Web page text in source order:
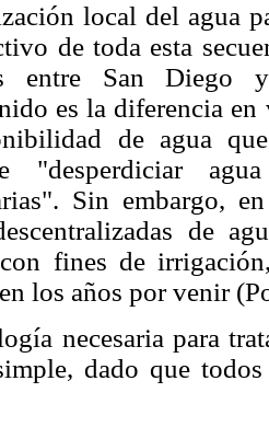
local del agua
de toda esta
entre San Diego
es la diferencia
de agua
"desperdiciar
Sin embargo,
de
fines de
los años por venir
necesaria para
dado que